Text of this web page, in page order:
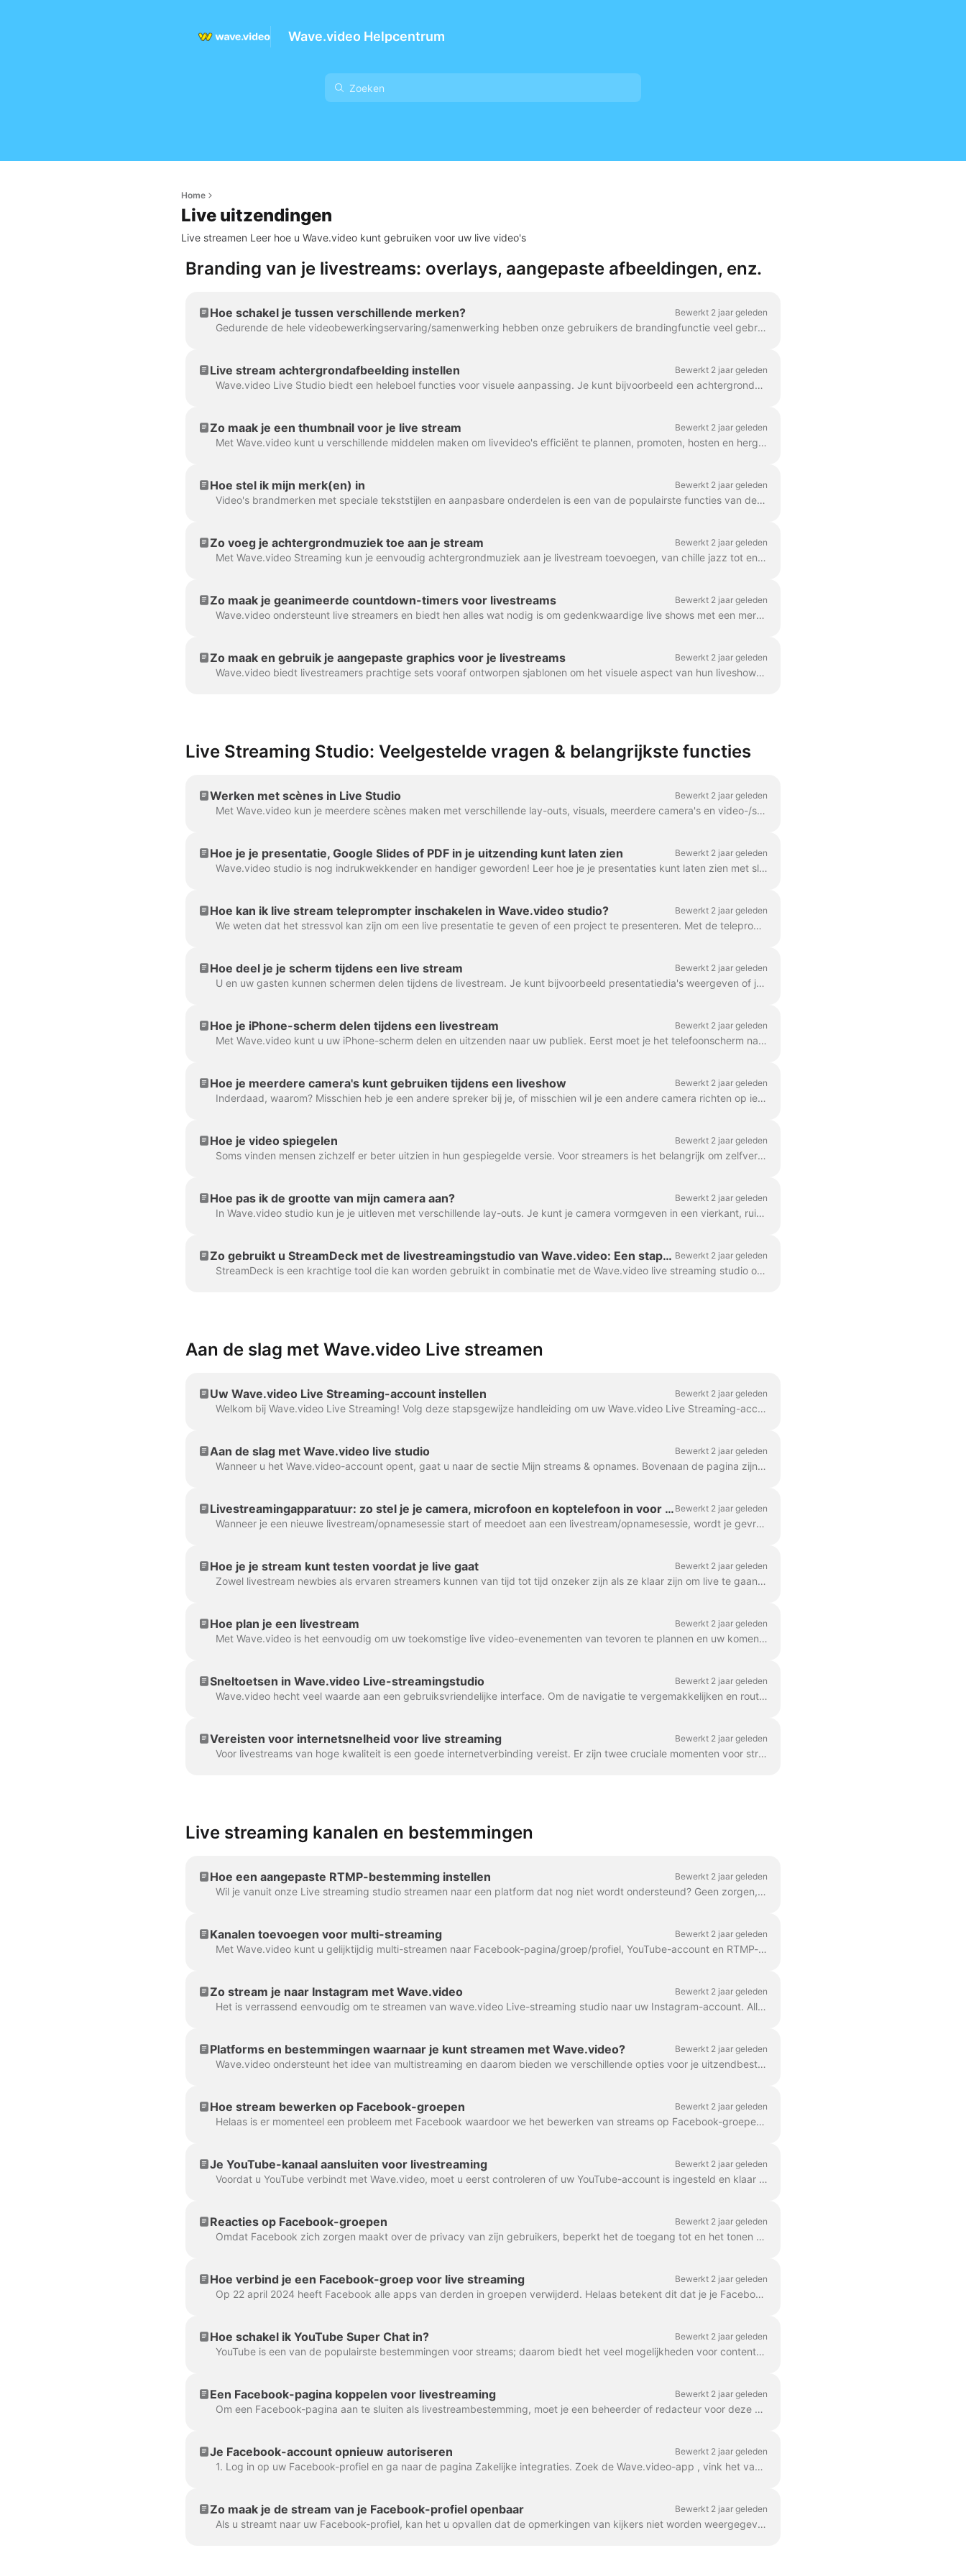
Wave.video Helpcentrum
Home
Live uitzendingen
Live streamen Leer hoe u Wave.video kunt gebruiken voor uw live video's
Branding van je livestreams: overlays, aangepaste afbeeldingen, enz.
Hoe schakel je tussen verschillende merken? Bewerkt 2 jaar geleden
Gedurende de hele videobewerkingservaring/samenwerking hebben onze gebruikers de brandingfunctie veel gebruikt. Branding omvat unieke lettertypen, aangepaste velden, een ...
Live stream achtergrondafbeelding instellen Bewerkt 2 jaar geleden
Wave.video Live Studio biedt een heleboel functies voor visuele aanpassing. Je kunt bijvoorbeeld een achtergrondafbeelding instellen om je stream aantrekkelijker te maken.
Zo maak je een thumbnail voor je live stream Bewerkt 2 jaar geleden
Met Wave.video kunt u verschillende middelen maken om livevideo's efficiënt te plannen, promoten, hosten en hergebruiken. Een videominiatuur is een essentieel ...
Hoe stel ik mijn merk(en) in Bewerkt 2 jaar geleden
Video's brandmerken met speciale tekststijlen en aanpasbare onderdelen is een van de populairste functies van de bewerkingstool Wave.video. Als ...
Zo voeg je achtergrondmuziek toe aan je stream Bewerkt 2 jaar geleden
Met Wave.video Streaming kun je eenvoudig achtergrondmuziek aan je livestream toevoegen, van chille jazz tot energieke elektronische muziek. Binnenin de stream...
Zo maak je geanimeerde countdown-timers voor livestreams Bewerkt 2 jaar geleden
Wave.video ondersteunt live streamers en biedt hen alles wat nodig is om gedenkwaardige live shows met een merknaam te geven. Met de editor van Wave.video kunt u ...
Zo maak en gebruik je aangepaste graphics voor je livestreams Bewerkt 2 jaar geleden
Wave.video biedt livestreamers prachtige sets vooraf ontworpen sjablonen om het visuele aspect van hun liveshows te verbeteren. Elke stijl bestaat uit essen...
Live Streaming Studio: Veelgestelde vragen & belangrijkste functies
Werken met scènes in Live Studio Bewerkt 2 jaar geleden
Met Wave.video kun je meerdere scènes maken met verschillende lay-outs, visuals, meerdere camera's en video-/screenshares. Het zal je uitzendingen...
Hoe je je presentatie, Google Slides of PDF in je uitzending kunt laten zien Bewerkt 2 jaar geleden
Wave.video studio is nog indrukwekkender en handiger geworden! Leer hoe je je presentaties kunt laten zien met slechts een paar klikken. Je kunt een volledig webinar doen (om...
Hoe kan ik live stream teleprompter inschakelen in Wave.video studio? Bewerkt 2 jaar geleden
We weten dat het stressvol kan zijn om een live presentatie te geven of een project te presenteren. Met de teleprompterfunctie van Wave.video hoeft u niet meer te struikelen over woorden, ...
Hoe deel je je scherm tijdens een live stream Bewerkt 2 jaar geleden
U en uw gasten kunnen schermen delen tijdens de livestream. Je kunt bijvoorbeeld presentatiedia's weergeven of je product in realtime laten zien....
Hoe je iPhone-scherm delen tijdens een livestream Bewerkt 2 jaar geleden
Met Wave.video kunt u uw iPhone-scherm delen en uitzenden naar uw publiek. Eerst moet je het telefoonscherm naar je Mac casten. Je kunt ...
Hoe je meerdere camera's kunt gebruiken tijdens een liveshow Bewerkt 2 jaar geleden
Inderdaad, waarom? Misschien heb je een andere spreker bij je, of misschien wil je een andere camera richten op iets wat je doet? Koken? Of misschien het uitpakken van een n...
Hoe je video spiegelen Bewerkt 2 jaar geleden
Soms vinden mensen zichzelf er beter uitzien in hun gespiegelde versie. Voor streamers is het belangrijk om zelfverzekerd te zijn op de camera en te genieten van de foto's...
Hoe pas ik de grootte van mijn camera aan? Bewerkt 2 jaar geleden
In Wave.video studio kun je je uitleven met verschillende lay-outs. Je kunt je camera vormgeven in een vierkant, ruit, cirkel, enz. Bovendien kunt u ...
Zo gebruikt u StreamDeck met de livestreamingstudio van Wave.video: Een stap-voor-stap handleiding. Bewerkt 2 jaar geleden
StreamDeck is een krachtige tool die kan worden gebruikt in combinatie met de Wave.video live streaming studio om uw live streaming workflow te stroomlijnen. D...
Aan de slag met Wave.video Live streamen
Uw Wave.video Live Streaming-account instellen Bewerkt 2 jaar geleden
Welkom bij Wave.video Live Streaming! Volg deze stapsgewijze handleiding om uw Wave.video Live Streaming-account in te stellen en te streamen naar meerdere platfor...
Aan de slag met Wave.video live studio Bewerkt 2 jaar geleden
Wanneer u het Wave.video-account opent, gaat u naar de sectie Mijn streams & opnames. Bovenaan de pagina zijn er vier secties: Aankomend, In progr...
Livestreamingapparatuur: zo stel je je camera, microfoon en koptelefoon in voor een uitzending Bewerkt 2 jaar geleden
Wanneer je een nieuwe livestream/opnamesessie start of meedoet aan een livestream/opnamesessie, wordt je gevraagd om je apparatuur in te stellen: camera, microfoon en speakers. Als je...
Hoe je je stream kunt testen voordat je live gaat Bewerkt 2 jaar geleden
Zowel livestream newbies als ervaren streamers kunnen van tijd tot tijd onzeker zijn als ze klaar zijn om live te gaan. Het testen van de vaardigheden is echt...
Hoe plan je een livestream Bewerkt 2 jaar geleden
Met Wave.video is het eenvoudig om uw toekomstige live video-evenementen van tevoren te plannen en uw komende uitzendingen georganiseerd te houden. Hier lees je hoe je een...
Sneltoetsen in Wave.video Live-streamingstudio Bewerkt 2 jaar geleden
Wave.video hecht veel waarde aan een gebruiksvriendelijke interface. Om de navigatie te vergemakkelijken en routinehandelingen te vereenvoudigen, kunt u het gebruik van sneltoetsen overwegen. U kunt altijd...
Vereisten voor internetsnelheid voor live streaming Bewerkt 2 jaar geleden
Voor livestreams van hoge kwaliteit is een goede internetverbinding vereist. Er zijn twee cruciale momenten voor streamers om voor te...
Live streaming kanalen en bestemmingen
Hoe een aangepaste RTMP-bestemming instellen Bewerkt 2 jaar geleden
Wil je vanuit onze Live streaming studio streamen naar een platform dat nog niet wordt ondersteund? Geen zorgen, dat kan via het speciale RTMP-protocol. RTMP maakt het mogelijk...
Kanalen toevoegen voor multi-streaming Bewerkt 2 jaar geleden
Met Wave.video kunt u gelijktijdig multi-streamen naar Facebook-pagina/groep/profiel, YouTube-account en RTMP-kanaal! Je kunt meerdere bestemmingen toevoegen ...
Zo stream je naar Instagram met Wave.video Bewerkt 2 jaar geleden
Het is verrassend eenvoudig om te streamen van wave.video Live-streaming studio naar uw Instagram-account. Alle studiofuncties zijn beschikbaar tijdens...
Platforms en bestemmingen waarnaar je kunt streamen met Wave.video? Bewerkt 2 jaar geleden
Wave.video ondersteunt het idee van multistreaming en daarom bieden we verschillende opties voor je uitzendbestemmingen. Vanaf vandaag bieden we ...
Hoe stream bewerken op Facebook-groepen Bewerkt 2 jaar geleden
Helaas is er momenteel een probleem met Facebook waardoor we het bewerken van streams op Facebook-groepen niet kunnen ondersteunen. Om wijzigingen aan te brengen ...
Je YouTube-kanaal aansluiten voor livestreaming Bewerkt 2 jaar geleden
Voordat u YouTube verbindt met Wave.video, moet u eerst controleren of uw YouTube-account is ingesteld en klaar is voor live streaming. Controleer uw YouTube-account. F...
Reacties op Facebook-groepen Bewerkt 2 jaar geleden
Omdat Facebook zich zorgen maakt over de privacy van zijn gebruikers, beperkt het de toegang tot en het tonen van namen en profielfoto's van degenen die comme...
Hoe verbind je een Facebook-groep voor live streaming Bewerkt 2 jaar geleden
Op 22 april 2024 heeft Facebook alle apps van derden in groepen verwijderd. Helaas betekent dit dat je je Facebook-groep niet kunt toevoegen als een desti...
Hoe schakel ik YouTube Super Chat in? Bewerkt 2 jaar geleden
YouTube is een van de populairste bestemmingen voor streams; daarom biedt het veel mogelijkheden voor contentmakers en livestreamers om ...
Een Facebook-pagina koppelen voor livestreaming Bewerkt 2 jaar geleden
Om een Facebook-pagina aan te sluiten als livestreambestemming, moet je een beheerder of redacteur voor deze pagina zijn. Om er zeker van te zijn dat je de benodigde ri...
Je Facebook-account opnieuw autoriseren Bewerkt 2 jaar geleden
1. Log in op uw Facebook-profiel en ga naar de pagina Zakelijke integraties. Zoek de Wave.video-app , vink het vakje aan de rechterkant aan en klik op de...
Zo maak je de stream van je Facebook-profiel openbaar Bewerkt 2 jaar geleden
Als u streamt naar uw Facebook-profiel, kan het u opvallen dat de opmerkingen van kijkers niet worden weergegeven op de Wave.video Live Chat . Dit gebeurt omdat Face...